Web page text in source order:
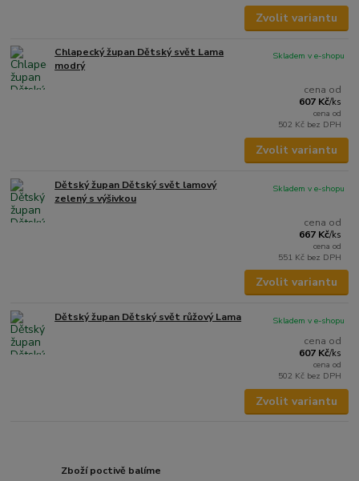
Zvolit variantu
Chlapecký župan Dětský svět Lama
modrý
cena od
607 Kč/ks
cena od
502 Kč bez DPH
Skladem v e-shopu
Zvolit variantu
Dětský župan Dětský svět lamový
zelený s výšivkou
cena od
667 Kč/ks
cena od
551 Kč bez DPH
Skladem v e-shopu
Zvolit variantu
Dětský župan Dětský svět růžový Lama
cena od
607 Kč/ks
cena od
502 Kč bez DPH
Skladem v e-shopu
Zvolit variantu
Zboží poctivě balíme